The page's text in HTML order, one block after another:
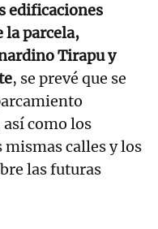
edificaciones
la parcela,
Tirapu y
, se prevé que se
como los
mismas calles y los
las futuras